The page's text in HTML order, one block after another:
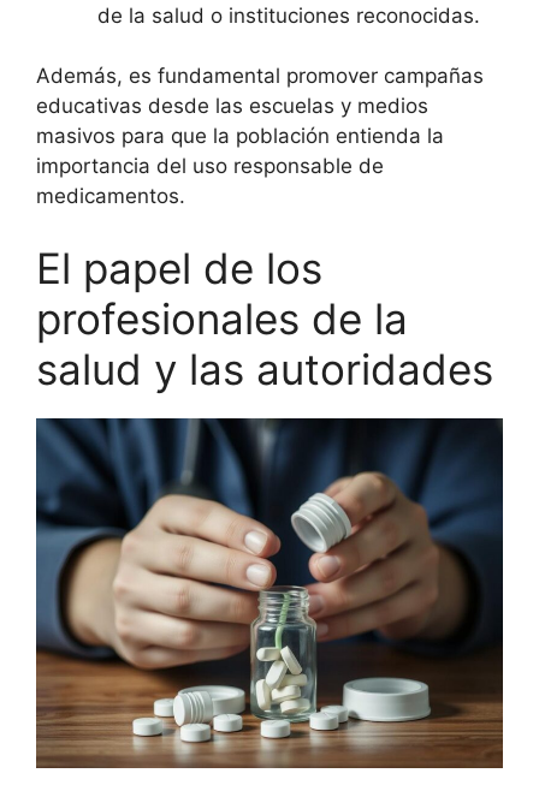
de la salud o instituciones reconocidas.
Además, es fundamental promover campañas
educativas desde las escuelas y medios
masivos para que la población entienda la
importancia del uso responsable de
medicamentos.
El papel de los
profesionales de la
salud y las autoridades